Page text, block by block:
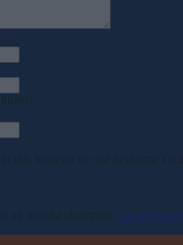
this browser for the next time I
att minska skräppost. Lär dig om